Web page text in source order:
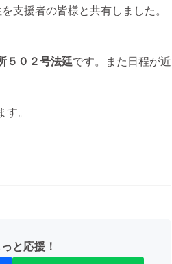
支援者の皆様と共有しました。
５０２号法廷です。また日程が近
。
と応援！